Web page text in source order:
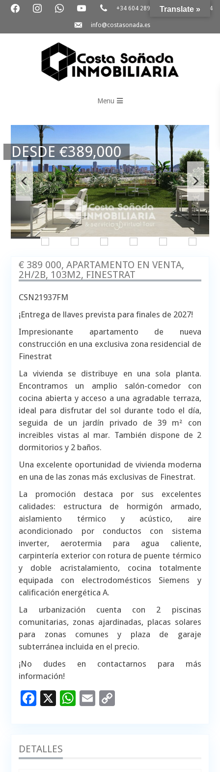
+34 604 289 264 +34 865 796 054
info@costasonada.es
Soñada
Menu
DESDE€389,000
€ 389 000, APARTAMENTO EN VENTA,
2H/2B, 103M2, FINESTRAT
CSN21937FM
¡Entrega de llaves prevista para finales de 2027!
Impresionante apartamento de nueva
construcción en una exclusiva zona residencial de
Finestrat
La vivienda se distribuye en una sola planta.
Encontramos un amplio salón-comedor con
cocina abierta y acceso a una agradable terraza,
ideal para disfrutar del sol durante todo el día,
seguida de un jardín privado de 39 m² con
increibles vistas al mar. También dispone de 2
dormitorios y 2 baños.
Una excelente oportunidad de vivienda moderna
en una de las zonas más exclusivas de Finestrat.
La promoción destaca por sus excelentes
calidades: estructura de hormigón armado,
aislamiento térmico y acústico, aire
acondicionado por conductos con sistema
inverter, aerotermia para agua caliente,
carpintería exterior con rotura de puente térmico
y doble acristalamiento, cocina totalmente
equipada con electrodomésticos Siemens y
calificación energética A.
La urbanización cuenta con 2 piscinas
comunitarias, zonas ajardinadas, placas solares
para zonas comunes y plaza de garaje
subterránea incluida en el precio.
¡No dudes en contactarnos para más
información!
Facebook
X WhatsApp
Email
DETALLES
Translate »